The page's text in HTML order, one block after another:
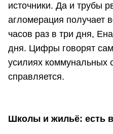
источники. Да и трубы
агломерация получает
часов раз в три дня,
дня. Цифры говорят
усилиях коммунальных
справляется.
Школы и жильё: есть